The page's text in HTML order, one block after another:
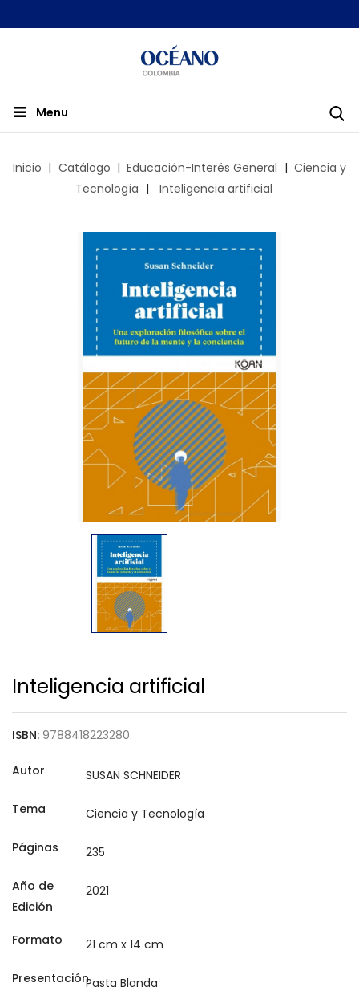
Menu
Inicio Catálogo Educación-Interés General
Ciencia y
Tecnología
Inteligencia artificial
Inteligencia artificial
ISBN: 9788418223280
Autor
Tema
Páginas
Año de
Edición
Formato
Presentación